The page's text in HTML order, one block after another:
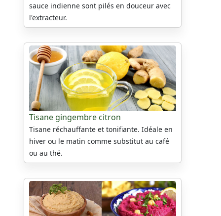
sauce indienne sont pilés en douceur avec
l'extracteur.
Tisane gingembre citron
Tisane réchauffante et tonifiante. Idéale en
hiver ou le matin comme substitut au café
ou au thé.